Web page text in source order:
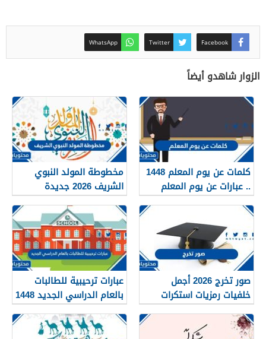
Facebook
Twitter
WhatsApp
الزوار شاهدو أيضاً
كلمات عن يوم المعلم 1448
.. عبارات عن يوم المعلم
مكتوبة 1448
مخطوطة المولد النبوي
الشريف 2026 جديدة
صور تخرج 2026 أجمل
خلفيات رمزيات استكرات
مبروك التخرج 1448
عبارات ترحيبية للطالبات
بالعام الدراسي الجديد 1448
بالصور